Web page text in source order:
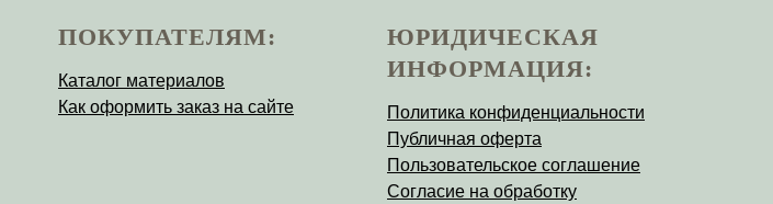
ПОКУПАТЕЛЯМ:
Каталог материалов
Как оформить заказ на сайте
ЮРИДИЧЕСКАЯ
ИНФОРМАЦИЯ:
Политика конфиденциальности
Публичная оферта
Пользовательское соглашение
Согласие на обработку